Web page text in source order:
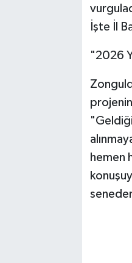
​İşte İl
​"2026
projenin
hemen